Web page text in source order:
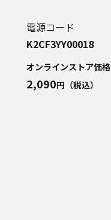
電源コード
K2CF3YY00018
オンラインストア価格
2,090円（税込）